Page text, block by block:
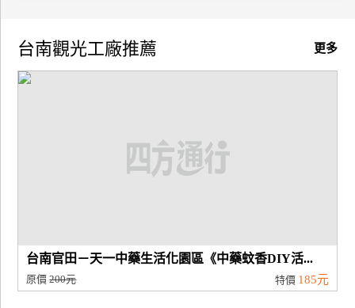
廠
劃
更多
台南觀光工廠推薦
台南官田－天一中藥生活化園區《中藥蚊香DIY活...
原價200元 特價 185元